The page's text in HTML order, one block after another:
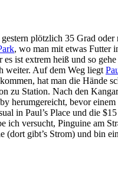
plötzlich 35 Grad
, wo man mit etwas Futter
ist extrem heiß und so
weiter. Auf dem Weg liegt
hat man die Hände
zu Station. Nach den
herumgereicht, bevor
in Paul’s Place und die
versucht, Pinguine am
gibt’s Strom) und bin